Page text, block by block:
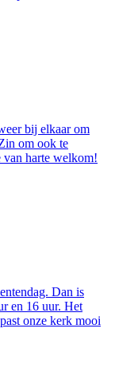
bij elkaar om
om ook te
van harte welkom!
Dan is
en 16 uur. Het
onze kerk mooi